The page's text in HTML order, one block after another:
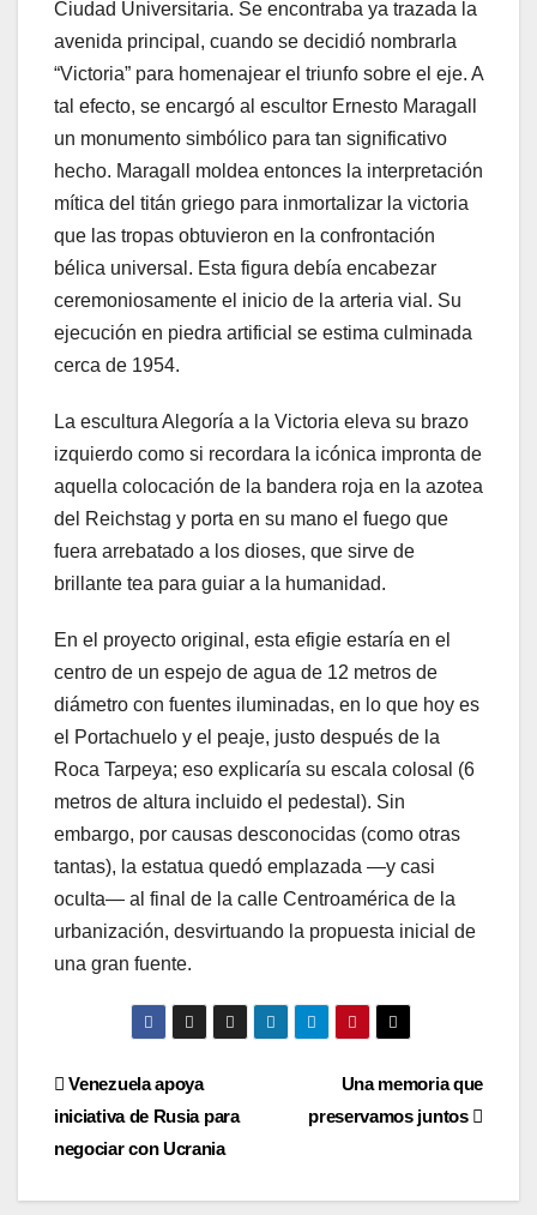
Ciudad Universitaria. Se encontraba ya trazada la
avenida principal, cuando se decidió nombrarla
“Victoria” para homenajear el triunfo sobre el eje. A
tal efecto, se encargó al escultor Ernesto Maragall
un monumento simbólico para tan significativo
hecho. Maragall moldea entonces la interpretación
mítica del titán griego para inmortalizar la victoria
que las tropas obtuvieron en la confrontación
bélica universal. Esta figura debía encabezar
ceremoniosamente el inicio de la arteria vial. Su
ejecución en piedra artificial se estima culminada
cerca de 1954.
La escultura Alegoría a la Victoria eleva su brazo
izquierdo como si recordara la icónica impronta de
aquella colocación de la bandera roja en la azotea
del Reichstag y porta en su mano el fuego que
fuera arrebatado a los dioses, que sirve de
brillante tea para guiar a la humanidad.
En el proyecto original, esta efigie estaría en el
centro de un espejo de agua de 12 metros de
diámetro con fuentes iluminadas, en lo que hoy es
el Portachuelo y el peaje, justo después de la
Roca Tarpeya; eso explicaría su escala colosal (6
metros de altura incluido el pedestal). Sin
embargo, por causas desconocidas (como otras
tantas), la estatua quedó emplazada —y casi
oculta— al final de la calle Centroamérica de la
urbanización, desvirtuando la propuesta inicial de
una gran fuente.
Navegación
de
entradas
Una memoria que
preservamos juntos
Venezuela apoya
iniciativa de Rusia para
negociar con Ucrania